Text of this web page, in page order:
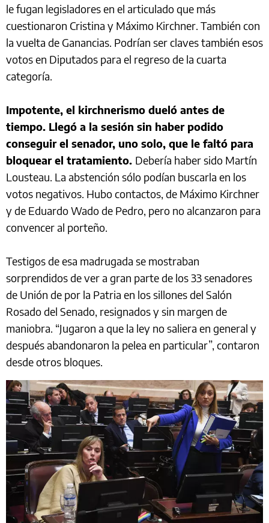
le fugan legisladores en el articulado que más
cuestionaron Cristina y Máximo Kirchner. También con
la vuelta de Ganancias. Podrían ser claves también esos
votos en Diputados para el regreso de la cuarta
categoría.
Impotente, el kirchnerismo dueló antes de
tiempo. Llegó a la sesión sin haber podido
conseguir el senador, uno solo, que le faltó para
bloquear el tratamiento. Debería haber sido Martín
Lousteau. La abstención sólo podían buscarla en los
votos negativos. Hubo contactos, de Máximo Kirchner
y de Eduardo Wado de Pedro, pero no alcanzaron para
convencer al porteño.
Testigos de esa madrugada se mostraban
sorprendidos de ver a gran parte de los 33 senadores
de Unión de por la Patria en los sillones del Salón
Rosado del Senado, resignados y sin margen de
maniobra. “Jugaron a que la ley no saliera en general y
después abandonaron la pelea en particular”, contaron
desde otros bloques.